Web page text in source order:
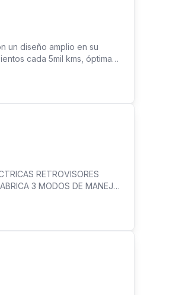
un diseño amplio en su
cada 5mil kms, óptimas
RETROVISORES
3 MODOS DE MANEJO
DE SEGURIDAD INSCRITO